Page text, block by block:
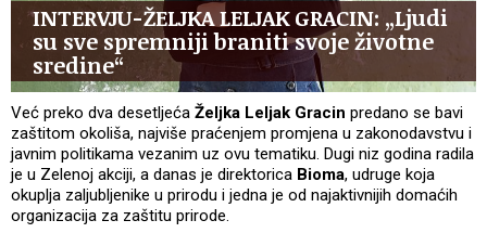
INTERVJU-ŽELJKA LELJAK GRACIN: „Ljudi
su sve spremniji braniti svoje životne
sredine“
Već preko dva desetljeća Željka Leljak Gracin predano se bavi
zaštitom okoliša, najviše praćenjem promjena u zakonodavstvu i
javnim politikama vezanim uz ovu tematiku. Dugi niz godina radila
je u Zelenoj akciji, a danas je direktorica Bioma, udruge koja
okuplja zaljubljenike u prirodu i jedna je od najaktivnijih domaćih
organizacija za zaštitu prirode.